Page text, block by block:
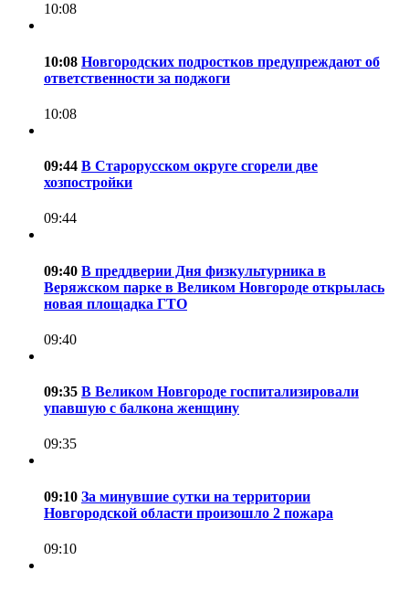
10:08
10:08 Новгородских подростков предупреждают об
ответственности за поджоги
10:08
09:44 В Старорусском округе сгорели две
хозпостройки
09:44
09:40 В преддверии Дня физкультурника в
Веряжском парке в Великом Новгороде открылась
новая площадка ГТО
09:40
09:35 В Великом Новгороде госпитализировали
упавшую с балкона женщину
09:35
09:10 За минувшие сутки на территории
Новгородской области произошло 2 пожара
09:10